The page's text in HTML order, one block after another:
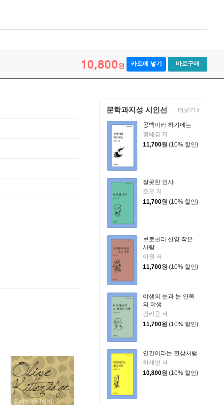
10,800원 카트에 넣기 바로구매
문학과지성 시인선
공백이라 하기에는
황혜경 저
11,700원 (10% 할인)
잘못한 인사
조은 저
11,700원 (10% 할인)
브로콜리 산양 작은
사람
이원 저
11,700원 (10% 할인)
야생의 눈과 눈 안쪽
의 야생
김리윤 저
11,700원 (10% 할인)
인간이라는 환상처럼
하재연 저
10,800원 (10% 할인)
더보기